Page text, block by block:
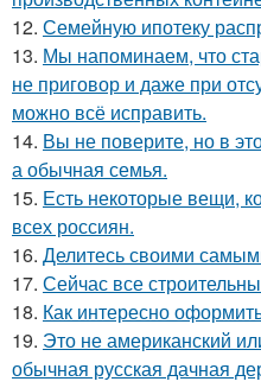
12. Семейную ипотеку
13. Мы напоминаем, что
не приговор и даже при
можно всё исправить.
14. Вы не поверите, но в
а обычная семья.
15. Есть некоторые вещи,
всех россиян.
16. Делитесь своими
17. Сейчас все
18. Как интересно
19. Это не американский
обычная русская дачная